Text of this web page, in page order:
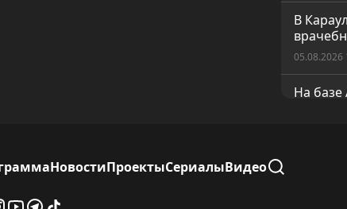
В
05.08.2026
На базе
НовостиПроектыСериалыВидео